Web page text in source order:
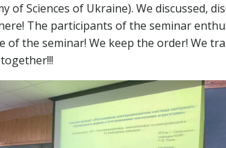
of Sciences of Ukraine). We discussed,
The participants of the seminar
of the seminar! We keep the order! We